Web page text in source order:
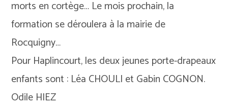
morts en cortège… Le mois prochain, la
formation se déroulera à la mairie de
Rocquigny…
Pour Haplincourt, les deux jeunes porte-drapeaux
enfants sont : Léa CHOULI et Gabin COGNON.
Odile HIEZ